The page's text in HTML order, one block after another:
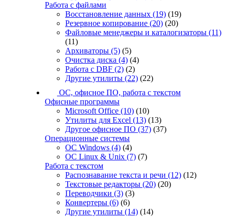
Работа с файлами
Восстановление данных (19) (19)
Резервное копирование (20) (20)
Файловые менеджеры и каталогизаторы (11)
(11)
Архиваторы (5) (5)
Очистка диска (4) (4)
Работа с DBF (2) (2)
Другие утилиты (22) (22)
ОС, офисное ПО, работа с текстом
Офисные программы
Microsoft Office (10) (10)
Утилиты для Excel (13) (13)
Другое офисное ПО (37) (37)
Операционные системы
ОС Windows (4) (4)
ОС Linux & Unix (7) (7)
Работа с текстом
Распознавание текста и речи (12) (12)
Текстовые редакторы (20) (20)
Переводчики (3) (3)
Конвертеры (6) (6)
Другие утилиты (14) (14)